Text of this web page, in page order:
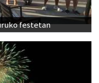
festetan